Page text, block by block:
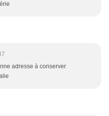
adresse à conserver